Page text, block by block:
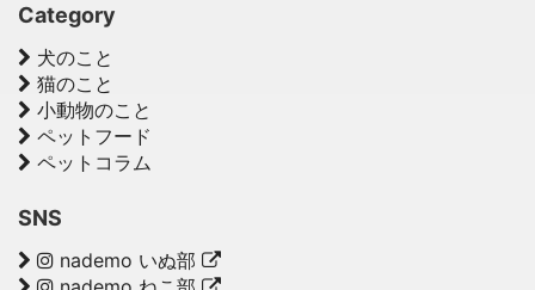
Category
犬のこと
猫のこと
小動物のこと
ペットフード
ペットコラム
SNS
nademo いぬ部